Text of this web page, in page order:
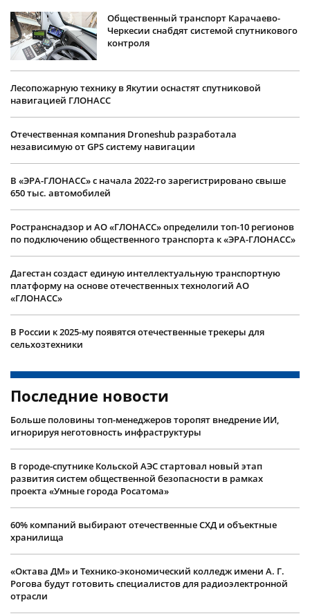
Общественный транспорт Карачаево-
Черкесии снабдят системой спутникового
контроля
Лесопожарную технику в Якутии оснастят спутниковой
навигацией ГЛОНАСС
Отечественная компания Droneshub разработала
независимую от GPS систему навигации
В «ЭРА-ГЛОНАСС» с начала 2022-го зарегистрировано свыше
650 тыс. автомобилей
Ространснадзор и АО «ГЛОНАСС» определили топ-10 регионов
по подключению общественного транспорта к «ЭРА-ГЛОНАСС»
Дагестан создаст единую интеллектуальную транспортную
платформу на основе отечественных технологий АО
«ГЛОНАСС»
В России к 2025-му появятся отечественные трекеры для
сельхозтехники
Последние новости
Больше половины топ-менеджеров торопят внедрение ИИ,
игнорируя неготовность инфраструктуры
В городе-спутнике Кольской АЭС стартовал новый этап
развития систем общественной безопасности в рамках
проекта «Умные города Росатома»
60% компаний выбирают отечественные СХД и объектные
хранилища
«Октава ДМ» и Технико-экономический колледж имени А. Г.
Рогова будут готовить специалистов для радиоэлектронной
отрасли